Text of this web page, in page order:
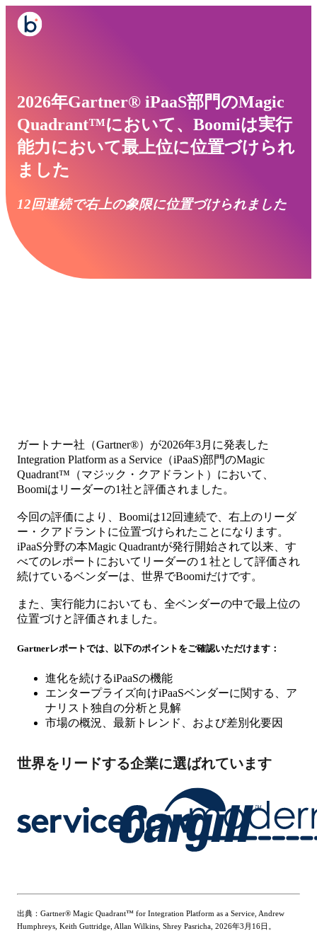
2026年Gartner® iPaaS部門のMagic
Quadrant™において、Boomiは実行
能力において最上位に位置づけられ
ました
12回連続で右上の象限に位置づけられました
ガートナー社（Gartner®）が2026年3月に発表した
Integration Platform as a Service（iPaaS)部門のMagic
Quadrant™（マジック・クアドラント）において、
Boomiはリーダーの1社と評価されました。
今回の評価により、Boomiは12回連続で、右上のリーダ
ー・クアドラントに位置づけられたことになります。
iPaaS分野の本Magic Quadrantが発行開始されて以来、す
べてのレポートにおいてリーダーの１社として評価され
続けているベンダーは、世界でBoomiだけです。
また、実行能力においても、全ベンダーの中で最上位の
位置づけと評価されました。
Gartnerレポートでは、以下のポイントをご確認いただけます：
進化を続けるiPaaSの機能
エンタープライズ向けiPaaSベンダーに関する、ア
ナリスト独自の分析と見解
市場の概況、最新トレンド、および差別化要因
世界をリードする企業に選ばれています
出典：Gartner® Magic Quadrant™ for Integration Platform as a Service, Andrew
Humphreys, Keith Guttridge, Allan Wilkins, Shrey Pasricha, 2026年3月16日。